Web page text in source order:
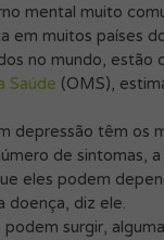
mental muito
em muitos países
no mundo, estão
Saúde (OMS),
depressão têm os
de sintomas,
eles podem
doença, diz ele.
surgir,